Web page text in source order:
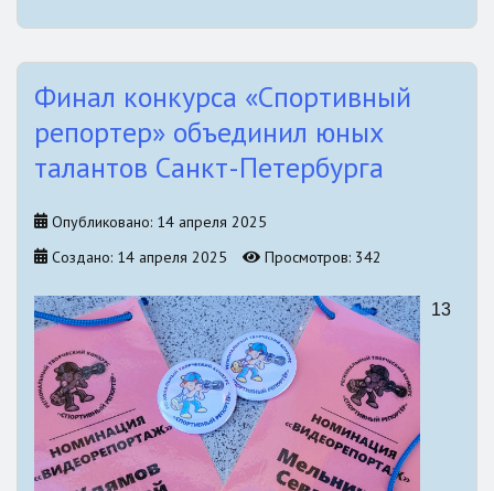
Финал конкурса «Спортивный
репортер» объединил юных
талантов Санкт-Петербурга
Опубликовано: 14 апреля 2025
Создано: 14 апреля 2025
Просмотров: 342
13